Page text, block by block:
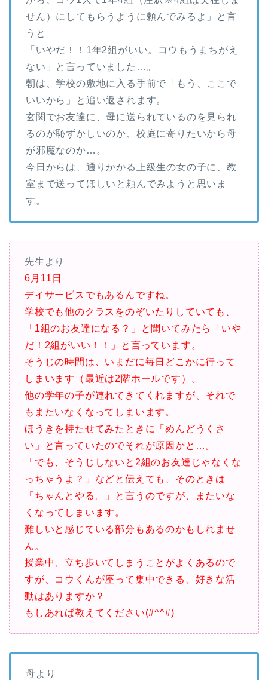
せん）にしてもらうように頼んでみるよ」と言
うと
「いやだ！！1年2組がいい。コウもうまちがえ
ない」と言っていました…。
朝は、学校の敷地に入る手前で「もう、ここで
いいから」と追い返されます。
玄関でお友達に、母に送られているのを見られ
るのが恥ずかしいのか、校庭に寄りたいから母
が邪魔なのか…。
今日からは、通りかかる上級生の女の子に、教
室まで送ってほしいと頼んでみようと思いま
す。
先生より
6月11日
デイサービスでもあるんですね。
学校でも他のクラスをのぞいたりしていても、
「1組のお友達になる？」と聞いてみたら「いや
だ！2組がいい！！」と言っています。
そうじの時間は、いまだに毎日どこかに行って
しまいます（最近は2階ホールです）。
他の学年の子が連れてきてくれますが、それで
もまたいなくなってしまいます。
ほうきを持たせてみたときに「めんどうくさ
い」と言っていたのでそれが原因かと…。
「でも、そうじしないと2組のお友達じゃなくな
っちゃうよ？」などと伝えても、そのときは
「ちゃんとやる。」と言うのですが、またいな
くなってしまいます。
難しいと感じている部分もあるのかもしれませ
ん。
授業中、立ち歩いてしまうことがよくあるので
すが、コウくんが座って集中できる、好きな活
動はありますか？
もしあれば教えてください(#^^#)
母より